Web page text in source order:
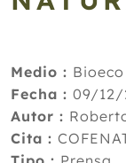
Medio :
Fecha : 09/12/
Autor :
Cita :